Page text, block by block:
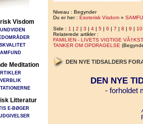
Visdom
Meditation
Litteratur
E-BØGER
Niveau : Begynder
Du er her : Esoterisk Visdom »
Side : 1 | 2 | 3 | 4 | 5 | 6 | 7 | 8 | 9 | 10
Relaterede artikler :
FAMILIEN - LIVETS VIGTIGE
TANKER OM OPDRAGELSE
DEN NYE TIDSALDERS
DEN NYE
- forholdet